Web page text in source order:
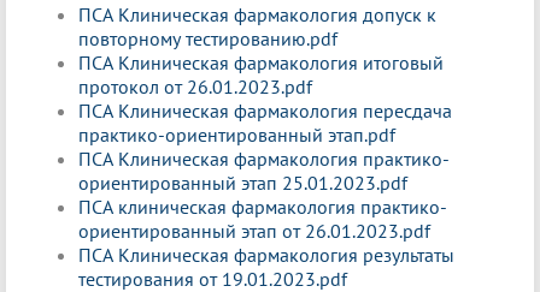
ПСА Клиническая фармакология допуск к
повторному тестированию.pdf
ПСА Клиническая фармакология итоговый
протокол от 26.01.2023.pdf
ПСА Клиническая фармакология пересдача
практико-ориентированный этап.pdf
ПСА Клиническая фармакология практико-
ориентированный этап 25.01.2023.pdf
ПСА клиническая фармакология практико-
ориентированный этап от 26.01.2023.pdf
ПСА Клиническая фармакология результаты
тестирования от 19.01.2023.pdf